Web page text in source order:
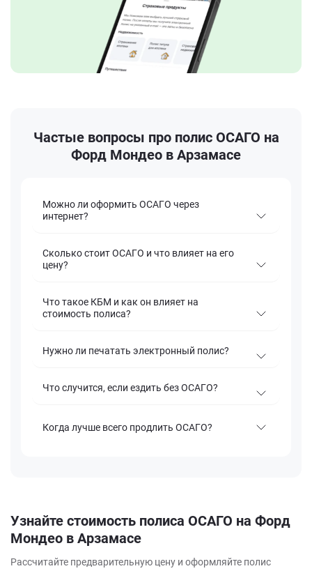
Частые вопросы про полис ОСАГО на
Форд Мондео в Арзамасе
Можно ли оформить ОСАГО через
интернет?
Сколько стоит ОСАГО и что влияет на его
цену?
Что такое КБМ и как он влияет на
стоимость полиса?
Нужно ли печатать электронный полис?
Что случится, если ездить без ОСАГО?
Когда лучше всего продлить ОСАГО?
Узнайте стоимость полиса ОСАГО на Форд
Мондео в Арзамасе
Рассчитайте предварительную цену и оформляйте полис